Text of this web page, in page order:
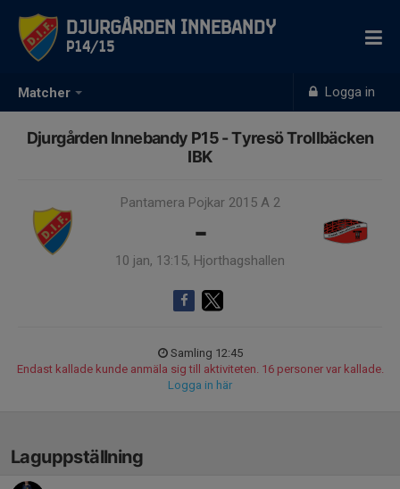
Matcher Logga in
Djurgården Innebandy
P14/15
Djurgården Innebandy P15 - Tyresö Trollbäcken
IBK
Pantamera Pojkar 2015 A 2
-
10 jan, 13:15, Hjorthagshallen
Samling 12:45
Endast kallade kunde anmäla sig till aktiviteten. 16 personer var kallade.
Logga in här
Laguppställning